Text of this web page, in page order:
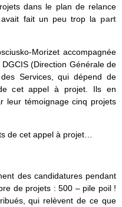
dans le plan de relance
avait fait un peu trop la part
Morizet accompagnée
(Direction Générale de
Services, qui dépend de
cet appel à projet. Ils en
leur témoignage cinq projets
de cet appel à projet…
des candidatures pendant
de projets : 500 – pile poil !
qui relèvent de ce que